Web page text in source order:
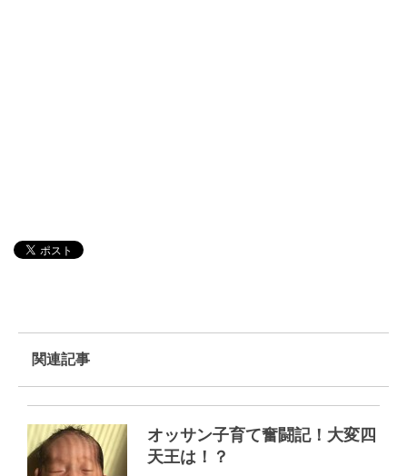
関連記事
オッサン子育て奮闘記！大変四
天王は！？